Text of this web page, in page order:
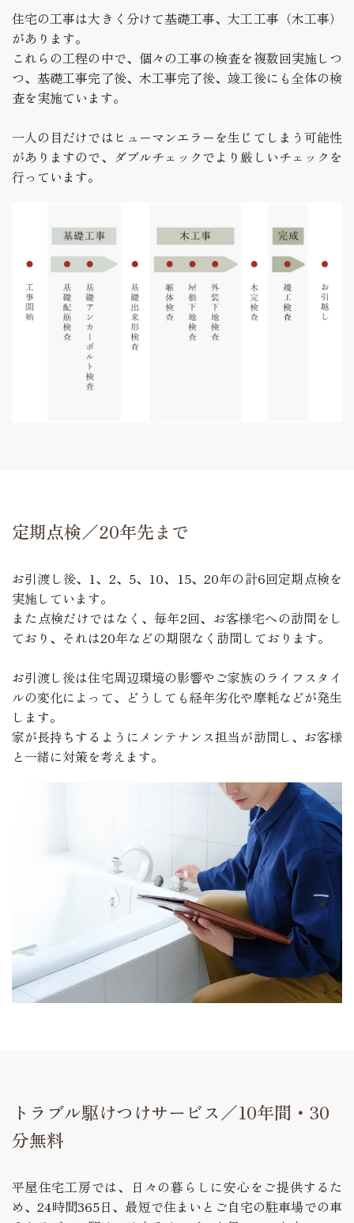
住宅の工事は大きく分けて基礎工事、大工工事（木工事）
があります。
これらの工程の中で、個々の工事の検査を複数回実施しつ
つ、基礎工事完了後、木工事完了後、竣工後にも全体の検
査を実施ています。
一人の目だけではヒューマンエラーを生じてしまう可能性
がありますので、ダブルチェックでより厳しいチェックを
行っています。
定期点検／20年先まで
お引渡し後、1、2、5、10、15、20年の計6回定期点検を
実施しています。
また点検だけではなく、毎年2回、お客様宅への訪問をし
ており、それは20年などの期限なく訪問しております。
お引渡し後は住宅周辺環境の影響やご家族のライフスタイ
ルの変化によって、どうしても経年劣化や摩耗などが発生
します。
家が長持ちするようにメンテナンス担当が訪問し、お客様
と一緒に対策を考えます。
トラブル駆けつけサービス／10年間・30
分無料
平屋住宅工房では、日々の暮らしに安心をご提供するた
め、24時間365日、最短で住まいとご自宅の駐車場での車